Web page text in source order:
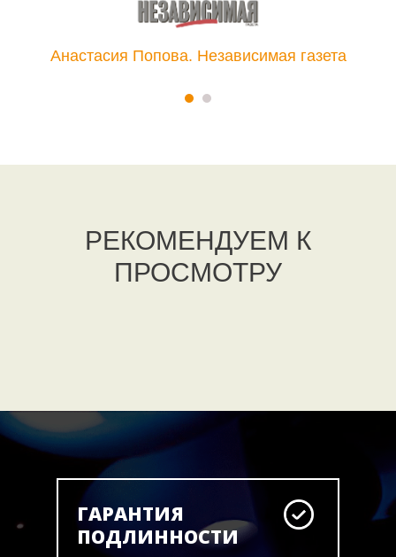
Анастасия Попова. Независимая газета
РЕКОМЕНДУЕМ К
ПРОСМОТРУ
ГАРАНТИЯ
ПОДЛИННОСТИ